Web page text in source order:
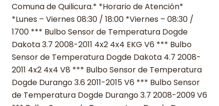
Comuna de Quilicura.* *Horario de Atención*
*Lunes – Viernes 08:30 / 18:00 *Viernes – 08:30 /
1700 *** Bulbo Sensor de Temperatura Dogde
Dakota 3.7 2008-2011 4x2 4x4 EKG V6 *** Bulbo
Sensor de Temperatura Dogde Dakota 4.7 2008-
2011 4x2 4x4 V8 *** Bulbo Sensor de Temperatura
Dogde Durango 3.6 2011-2015 V6 *** Bulbo Sensor
de Temperatura Dogde Durango 3.7 2008-2009 V6